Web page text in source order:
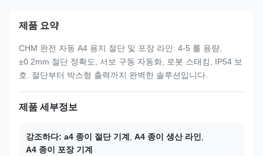
제품 요약
CHM 완전 자동 A4 용지 절단 및 포장 라인: 4-5 롤 용량,
±0.2mm 절단 정확도, 서보 구동 자동화, 로봇 스태킹, IP54 보
호. 절단부터 박스형 출력까지 완벽한 솔루션입니다.
제품 세부정보
강조하다: a4 종이 절단 기계 A4 종이 생산 라인
A4 종이 포장 기계